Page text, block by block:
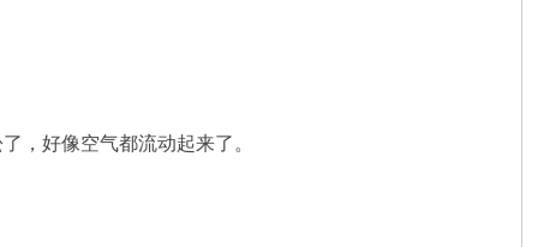
，好像空气都流动起来了。